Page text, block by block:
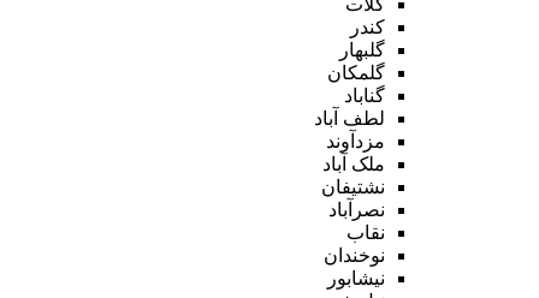
کندر
گلبهار
گلمکان
گناباد
لطف آباد
مزدآوند
ملک آباد
نشتیفان
نصرآباد
نقاب
نوخندان
نیشابور